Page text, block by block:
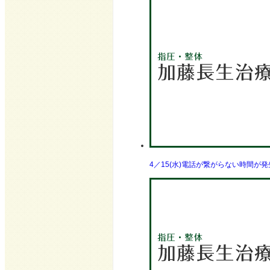
4／15(水)電話が繋がらない時間が発